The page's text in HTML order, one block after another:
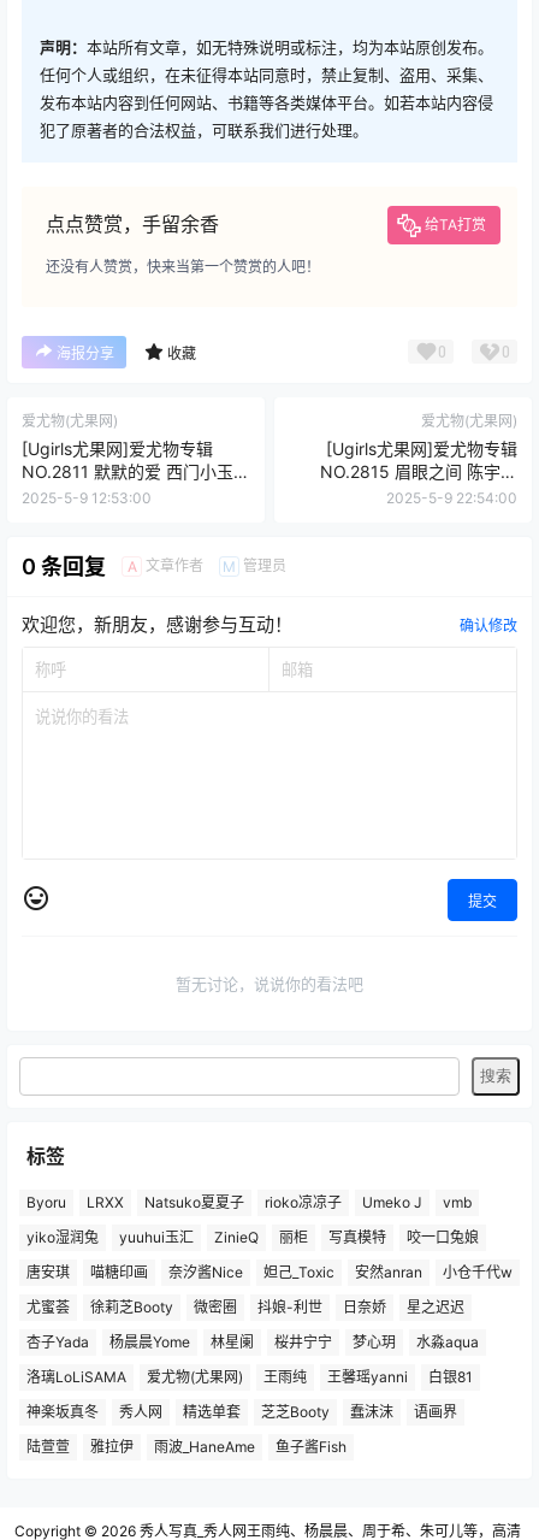
声明： 本站所有文章，如无特殊说明或标注，均为本站原创发布。
任何个人或组织，在未征得本站同意时，禁止复制、盗用、采集、
发布本站内容到任何网站、书籍等各类媒体平台。如若本站内容侵
犯了原著者的合法权益，可联系我们进行处理。
点点赞赏，手留余香 给TA打赏
还没有人赞赏，快来当第一个赞赏的人吧！
海报分享 收藏 0 0
爱尤物(尤果网)
[Ugirls尤果网]爱尤物专辑
NO.2811 默默的爱 西门小玉
[35P/58MB]
2025-5-9 12:53:00
爱尤物(尤果网)
[Ugirls尤果网]爱尤物专辑
NO.2815 眉眼之间 陈宇曦
[35P/87MB]
2025-5-9 22:54:00
0 条回复 A 文章作者 M 管理员
欢迎您，新朋友，感谢参与互动！ 确认修改
提交
暂无讨论，说说你的看法吧
标签
Byoru LRXX Natsuko夏夏子 rioko凉凉子 Umeko J
vmb
yiko湿润兔
yuuhui玉汇 ZinieQ 丽柜 写真模特
咬一口兔娘
唐安琪
喵糖印画 奈汐酱Nice 妲己_Toxic 安然anran
小仓千代w
尤蜜荟
徐莉芝Booty 微密圈 抖娘-利世 日奈娇
星之迟迟
杏子Yada
杨晨晨Yome 林星阑 桜井宁宁 梦心玥
水淼aqua
洛璃LoLiSAMA
爱尤物(尤果网) 王雨纯 王馨瑶yanni
白银81
神楽坂真冬
秀人网 精选单套 芝芝Booty 蠢沫沫
语画界
陆萱萱
雅拉伊 雨波_HaneAme 鱼子酱Fish
Copyright © 2026 秀人写真_秀人网王雨纯、杨晨晨、周于希、朱可儿等，高清